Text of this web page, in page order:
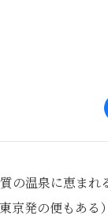
の温泉に恵まれ
京発の便もある